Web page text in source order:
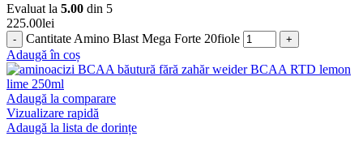
Evaluat la 5.00 din 5
225.00lei
Cantitate Amino Blast Mega Forte 20fiole
Adaugă în coș
Adaugă la comparare
Vizualizare rapidă
Adaugă la lista de dorințe